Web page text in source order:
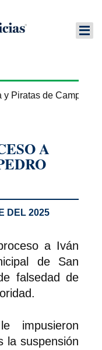
de Campeche
A
DEL 2025
a Iván
de San
falsedad de
impusieron
la suspensión